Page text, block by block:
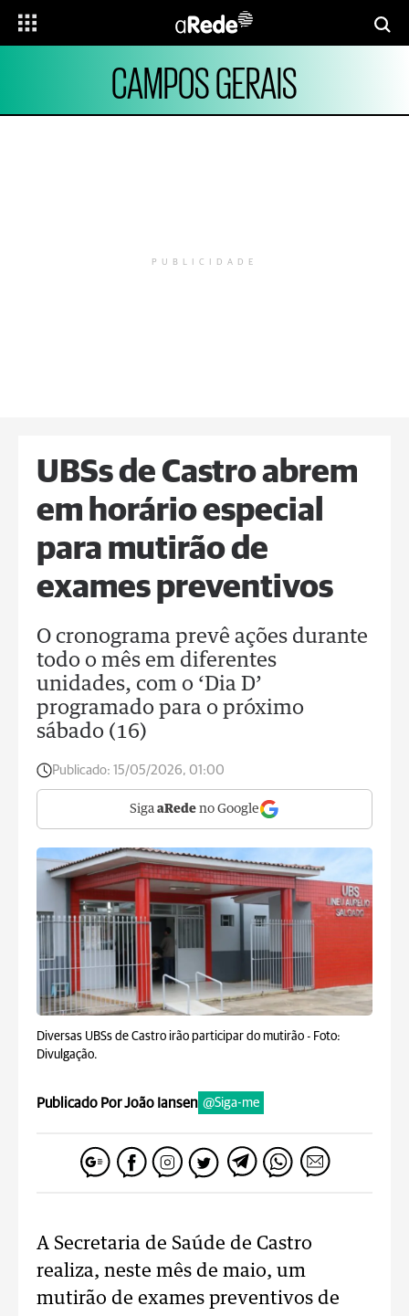
CAMPOS GERAIS
PUBLICIDADE
UBSs de Castro abrem
em horário especial
para mutirão de
exames preventivos
O cronograma prevê ações durante
todo o mês em diferentes
unidades, com o ‘Dia D’
programado para o próximo
sábado (16)
Publicado: 15/05/2026, 01:00
Siga aRede no Google
Diversas UBSs de Castro irão participar do mutirão - Foto:
Divulgação.
Publicado Por João Iansen @Siga-me
A Secretaria de Saúde de Castro
realiza, neste mês de maio, um
mutirão de exames preventivos de